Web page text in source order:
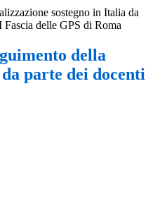
sostegno in Italia da
delle GPS di Roma
della
parte dei docenti